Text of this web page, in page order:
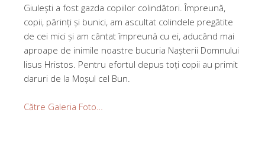
Giulești a fost gazda copiilor colindători. Împreună,
copii, părinți şi bunici, am ascultat colindele pregătite
de cei mici şi am cântat împreună cu ei, aducând mai
aproape de inimile noastre bucuria Nașterii Domnului
Iisus Hristos. Pentru efortul depus toți copii au primit
daruri de la Moșul cel Bun.
Către Galeria Foto…